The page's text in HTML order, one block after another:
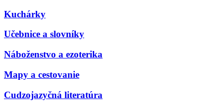
Kuchárky
Učebnice a slovníky
Náboženstvo a ezoterika
Mapy a cestovanie
Cudzojazyčná literatúra